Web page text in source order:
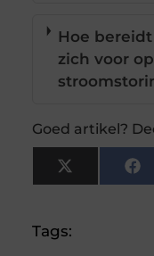
Hoe
zich voor
Goed artikel?
X
(Twitter)
Tags: